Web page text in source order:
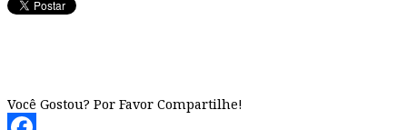
Você Gostou? Por Favor Compartilhe!